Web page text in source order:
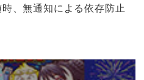
、無通知による依存防止